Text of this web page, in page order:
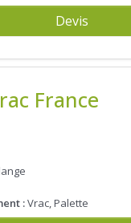
Devis
France
:Vrac, Palette